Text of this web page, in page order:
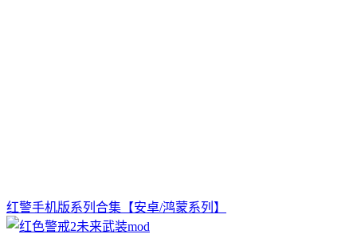
红警手机版系列合集【安卓/鸿蒙系列】